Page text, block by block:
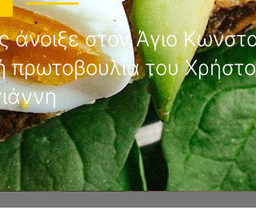
στον Άγιο
πρωτοβουλία του